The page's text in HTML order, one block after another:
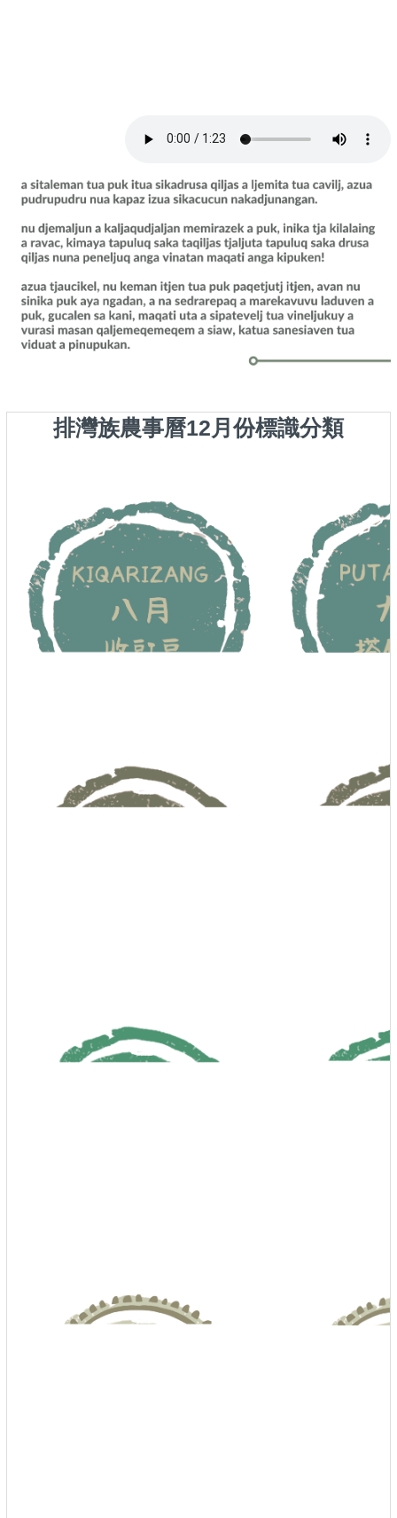
排灣族農事曆12月份標識分類